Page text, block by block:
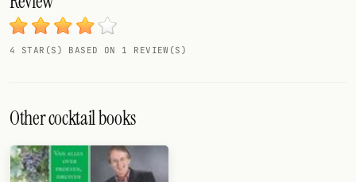
4 STAR(S) BASED ON 1 REVIEW(S)
Other cocktail books